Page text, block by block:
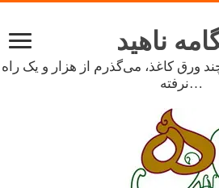
ناهید
ورق کاغذ، می‌گذرم از هزار و یک راه
نرفته…